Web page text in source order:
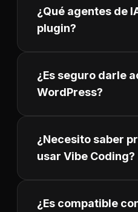
¿Qué agentes de
plugin?
¿Es seguro darle
WordPress?
¿Necesito saber
usar Vibe Coding?
¿Es compatible